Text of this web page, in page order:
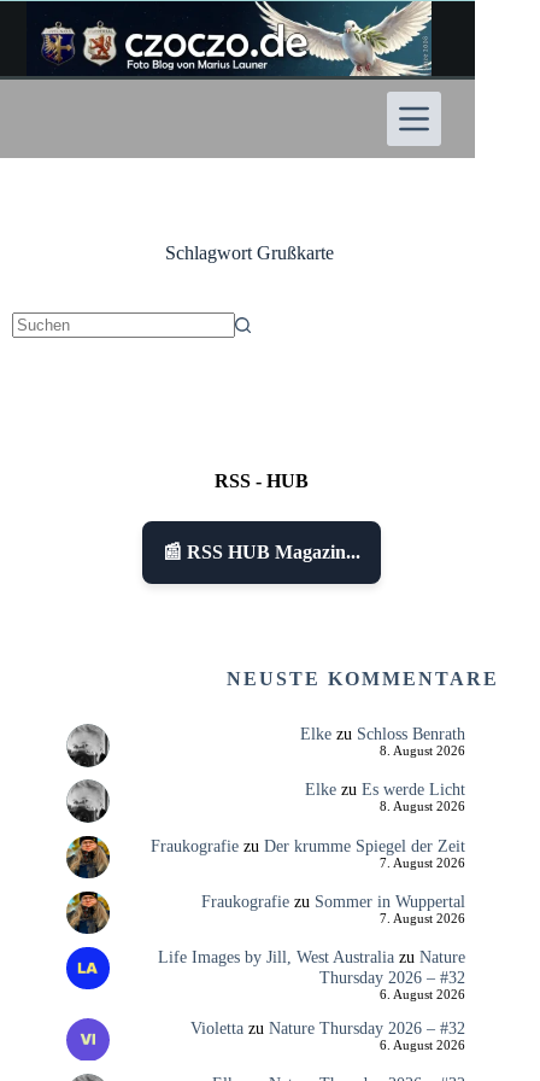
Inhalt
springen
Schlagwort Grußkarte
RSS - HUB
📰 RSS HUB Magazin...
NEUSTE KOMMENTARE
Elkezu Schloss Benrath
8. August 2026
Elkezu Es werde Licht
8. August 2026
Fraukografiezu Der krumme Spiegel der Zeit
7. August 2026
Fraukografiezu Sommer in Wuppertal
7. August 2026
Life Images by Jill, West Australiazu Nature
Thursday 2026 – #32
6. August 2026
Violettazu Nature Thursday 2026 – #32
6. August 2026